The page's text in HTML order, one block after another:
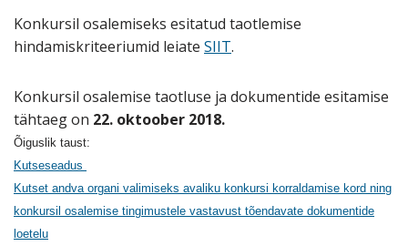
Konkursil osalemiseks esitatud taotlemise
hindamiskriteeriumid leiate SIIT.
Konkursil osalemise taotluse ja dokumentide esitamise
tähtaeg on 22. oktoober 2018.
Õiguslik taust:
Kutseseadus
Kutset andva organi valimiseks avaliku konkursi korraldamise kord ning
konkursil osalemise tingimustele vastavust tõendavate dokumentide
loetelu